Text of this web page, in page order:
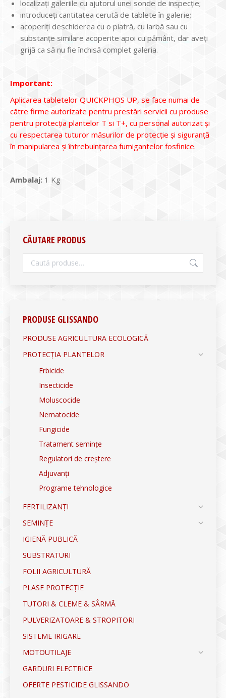
localizați galeriile cu ajutorul unei sonde de inspecție;
introduceți cantitatea cerută de tablete în galerie;
acoperiți deschiderea cu o piatră, cu iarbă sau cu
substanțe similare acoperite apoi cu pământ, dar aveți
grijă ca să nu fie închisă complet galeria.
Important:
Aplicarea tabletelor QUICKPHOS UP, se face numai de
către firme autorizate pentru prestări servicii cu produse
pentru protecția plantelor T si T+, cu personal autorizat și
cu respectarea tuturor măsurilor de protecție și siguranță
în manipularea și întrebuințarea fumigantelor fosfinice.
Ambalaj: 1 Kg
CĂUTARE PRODUS
PRODUSE GLISSANDO
PRODUSE AGRICULTURA ECOLOGICĂ
PROTECȚIA PLANTELOR
Erbicide
Insecticide
Moluscocide
Nematocide
Fungicide
Tratament semințe
Regulatori de creștere
Adjuvanți
Programe tehnologice
FERTILIZANȚI
SEMINȚE
IGIENĂ PUBLICĂ
SUBSTRATURI
FOLII AGRICULTURĂ
PLASE PROTECȚIE
TUTORI & CLEME & SÂRMĂ
PULVERIZATOARE & STROPITORI
SISTEME IRIGARE
MOTOUTILAJE
GARDURI ELECTRICE
OFERTE PESTICIDE GLISSANDO